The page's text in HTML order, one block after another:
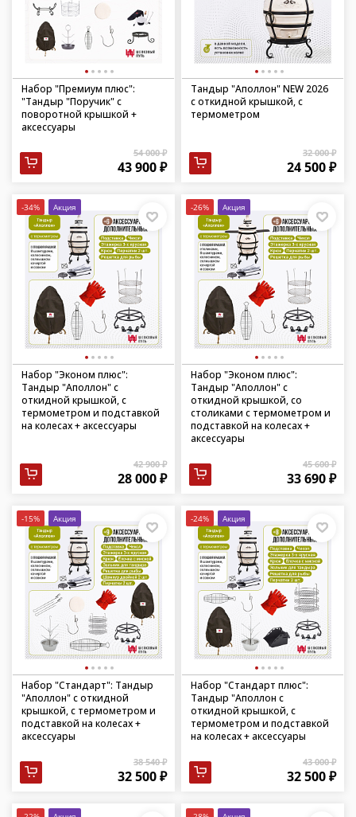
Набор "Премиум плюс":
"Тандыр "Поручик" с
поворотной крышкой +
аксессуары
54 000 ₽
43 900 ₽
Тандыр "Аполлон" NEW 2026
с откидной крышкой, с
термометром
32 000 ₽
24 500 ₽
-34% Акция
Набор "Эконом плюс":
Тандыр "Аполлон" с
откидной крышкой, с
термометром и подставкой
на колесах + аксессуары
42 900 ₽
28 000 ₽
-26% Акция
Набор "Эконом плюс":
Тандыр "Аполлон" с
откидной крышкой, со
столиками с термометром и
подставкой на колесах +
аксессуары
45 600 ₽
33 690 ₽
-15% Акция
Набор "Стандарт": Тандыр
"Аполлон" с откидной
крышкой, с термометром и
подставкой на колесах +
аксессуары
38 540 ₽
32 500 ₽
-24% Акция
Набор "Стандарт плюс":
Тандыр "Аполлон с
откидной крышкой, с
термометром и подставкой
на колесах + аксессуары
43 000 ₽
32 500 ₽